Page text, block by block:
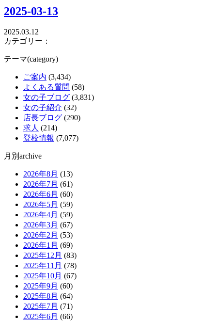
2025-03-13
2025.03.12
カテゴリー：
テーマ(category)
ご案内 (3,434)
よくある質問 (58)
女の子ブログ (3,831)
女の子紹介 (32)
店長ブログ (290)
求人 (214)
登校情報 (7,077)
月別archive
2026年8月 (13)
2026年7月 (61)
2026年6月 (60)
2026年5月 (59)
2026年4月 (59)
2026年3月 (67)
2026年2月 (53)
2026年1月 (69)
2025年12月 (83)
2025年11月 (78)
2025年10月 (67)
2025年9月 (60)
2025年8月 (64)
2025年7月 (71)
2025年6月 (66)